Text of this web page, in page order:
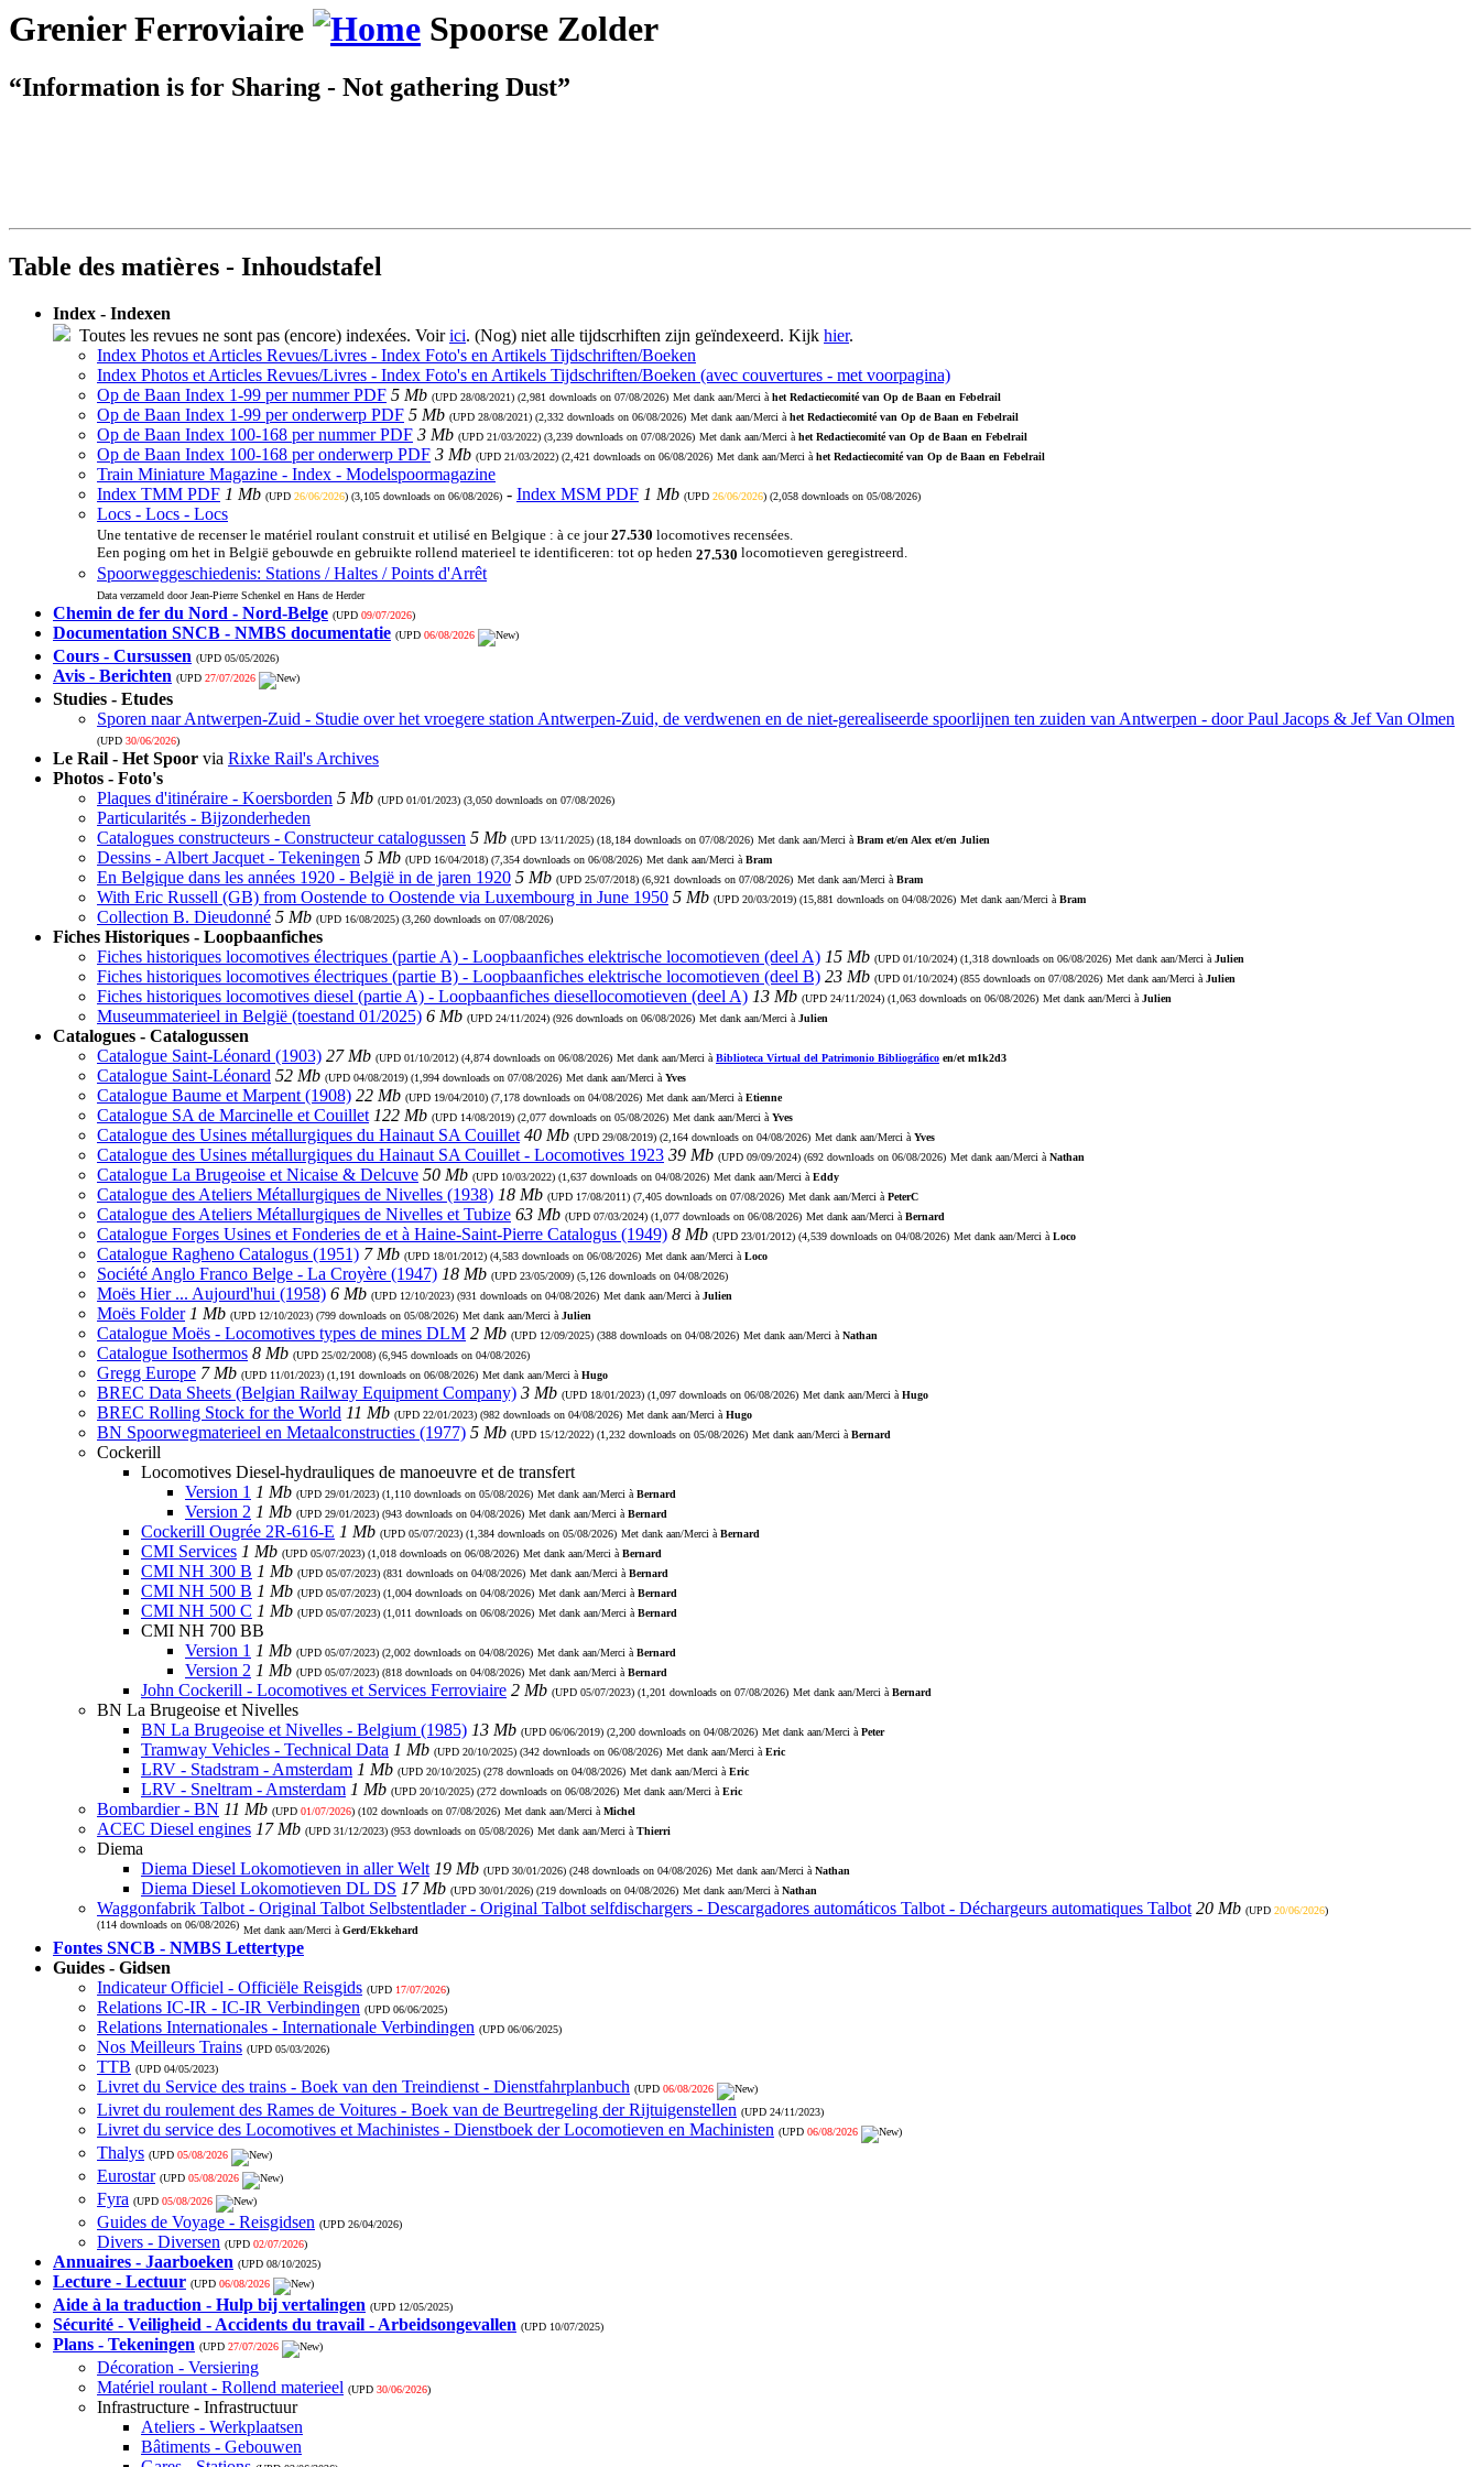
Grenier Ferroviaire Spoorse Zolder
“Information is for Sharing - Not gathering Dust”
Table des matières - Inhoudstafel
Index - Indexen
Toutes les revues ne sont pas (encore) indexées. Voirici. (Nog) niet alle tijdscrhiften zijn geïndexeerd. Kijk hier.
Index Photos et Articles Revues/Livres - Index Foto's en Artikels Tijdschriften/Boeken
Index Photos et Articles Revues/Livres - Index Foto's en Artikels Tijdschriften/Boeken (avec couvertures - met voorpagina)
Op de Baan Index 1-99 per nummer PDF 5 Mb (UPD 28/08/2021) (2,981 downloads on 07/08/2026) Met dank aan/Merci à het Redactiecomité van Op de Baan en Febelrail
Op de Baan Index 1-99 per onderwerp PDF 5 Mb (UPD 28/08/2021) (2,332 downloads on 06/08/2026) Met dank aan/Merci à het Redactiecomité van Op de Baan en Febelrail
Op de Baan Index 100-168 per nummer PDF 3 Mb (UPD 21/03/2022) (3,239 downloads on 07/08/2026) Met dank aan/Merci à het Redactiecomité van Op de Baan en Febelrail
Op de Baan Index 100-168 per onderwerp PDF 3 Mb (UPD 21/03/2022) (2,421 downloads on 06/08/2026) Met dank aan/Merci à het Redactiecomité van Op de Baan en Febelrail
Train Miniature Magazine - Index - Modelspoormagazine
Index TMM PDF 1 Mb (UPD 26/06/2026) (3,105 downloads on 06/08/2026) - Index MSM PDF 1 Mb (UPD 26/06/2026) (2,058 downloads on 05/08/2026)
Locs - Locs - Locs
Une tentative de recenser le matériel roulant construit et utilisé en Belgique : à ce jour27.530 locomotives recensées.
Een poging om het in België gebouwde en gebruikte rollend materieel te identificeren: tot op heden 27.530 locomotieven geregistreerd.
Spoorweggeschiedenis: Stations / Haltes / Points d'Arrêt
Data verzameld door Jean-Pierre Schenkel en Hans de Herder
Chemin de fer du Nord - Nord-Belge (UPD 09/07/2026)
Documentation SNCB - NMBS documentatie (UPD 06/08/2026 )
Cours - Cursussen (UPD 05/05/2026)
Avis - Berichten (UPD 27/07/2026 )
Studies - Etudes
Sporen naar Antwerpen-Zuid - Studie over het vroegere station Antwerpen-Zuid, de verdwenen en de niet-gerealiseerde spoorlijnen ten zuiden van Antwerpen - door Paul Jacops & Jef Van Olmen
(UPD 30/06/2026)
Le Rail - Het Spoor via Rixke Rail's Archives
Photos - Foto's
Plaques d'itinéraire - Koersborden 5 Mb (UPD 01/01/2023) (3,050 downloads on 07/08/2026)
Particularités - Bijzonderheden
Catalogues constructeurs - Constructeur catalogussen 5 Mb (UPD 13/11/2025) (18,184 downloads on 07/08/2026) Met dank aan/Merci à Bram et/en Alex et/en Julien
Dessins - Albert Jacquet - Tekeningen 5 Mb (UPD 16/04/2018) (7,354 downloads on 06/08/2026) Met dank aan/Merci à Bram
En Belgique dans les années 1920 - België in de jaren 1920 5 Mb (UPD 25/07/2018) (6,921 downloads on 07/08/2026) Met dank aan/Merci à Bram
With Eric Russell (GB) from Oostende to Oostende via Luxembourg in June 1950 5 Mb (UPD 20/03/2019) (15,881 downloads on 04/08/2026) Met dank aan/Merci à Bram
Collection B. Dieudonné 5 Mb (UPD 16/08/2025) (3,260 downloads on 07/08/2026)
Fiches Historiques - Loopbaanfiches
Fiches historiques locomotives électriques (partie A) - Loopbaanfiches elektrische locomotieven (deel A) 15 Mb (UPD 01/10/2024) (1,318 downloads on 06/08/2026) Met dank aan/Merci à Julien
Fiches historiques locomotives électriques (partie B) - Loopbaanfiches elektrische locomotieven (deel B) 23 Mb (UPD 01/10/2024) (855 downloads on 07/08/2026) Met dank aan/Merci à Julien
Fiches historiques locomotives diesel (partie A) - Loopbaanfiches diesellocomotieven (deel A) 13 Mb (UPD 24/11/2024) (1,063 downloads on 06/08/2026) Met dank aan/Merci à Julien
Museummaterieel in België (toestand 01/2025) 6 Mb (UPD 24/11/2024) (926 downloads on 06/08/2026) Met dank aan/Merci à Julien
Catalogues - Catalogussen
Catalogue Saint-Léonard (1903) 27 Mb (UPD 01/10/2012) (4,874 downloads on 06/08/2026) Met dank aan/Merci à Biblioteca Virtual del Patrimonio Bibliográfico en/et m1k2d3
Catalogue Saint-Léonard 52 Mb (UPD 04/08/2019) (1,994 downloads on 07/08/2026) Met dank aan/Merci à Yves
Catalogue Baume et Marpent (1908) 22 Mb (UPD 19/04/2010) (7,178 downloads on 04/08/2026) Met dank aan/Merci à Etienne
Catalogue SA de Marcinelle et Couillet 122 Mb (UPD 14/08/2019) (2,077 downloads on 05/08/2026) Met dank aan/Merci à Yves
Catalogue des Usines métallurgiques du Hainaut SA Couillet 40 Mb (UPD 29/08/2019) (2,164 downloads on 04/08/2026) Met dank aan/Merci à Yves
Catalogue des Usines métallurgiques du Hainaut SA Couillet - Locomotives 1923 39 Mb (UPD 09/09/2024) (692 downloads on 06/08/2026) Met dank aan/Merci à Nathan
Catalogue La Brugeoise et Nicaise & Delcuve 50 Mb (UPD 10/03/2022) (1,637 downloads on 04/08/2026) Met dank aan/Merci à Eddy
Catalogue des Ateliers Métallurgiques de Nivelles (1938) 18 Mb (UPD 17/08/2011) (7,405 downloads on 07/08/2026) Met dank aan/Merci à PeterC
Catalogue des Ateliers Métallurgiques de Nivelles et Tubize 63 Mb (UPD 07/03/2024) (1,077 downloads on 06/08/2026) Met dank aan/Merci à Bernard
Catalogue Forges Usines et Fonderies de et à Haine-Saint-Pierre Catalogus (1949) 8 Mb (UPD 23/01/2012) (4,539 downloads on 04/08/2026) Met dank aan/Merci à Loco
Catalogue Ragheno Catalogus (1951) 7 Mb (UPD 18/01/2012) (4,583 downloads on 06/08/2026) Met dank aan/Merci à Loco
Société Anglo Franco Belge - La Croyère (1947) 18 Mb (UPD 23/05/2009) (5,126 downloads on 04/08/2026)
Moës Hier ... Aujourd'hui (1958) 6 Mb (UPD 12/10/2023) (931 downloads on 04/08/2026) Met dank aan/Merci à Julien
Moës Folder 1 Mb (UPD 12/10/2023) (799 downloads on 05/08/2026) Met dank aan/Merci à Julien
Catalogue Moës - Locomotives types de mines DLM 2 Mb (UPD 12/09/2025) (388 downloads on 04/08/2026) Met dank aan/Merci à Nathan
Catalogue Isothermos 8 Mb (UPD 25/02/2008) (6,945 downloads on 04/08/2026)
Gregg Europe 7 Mb (UPD 11/01/2023) (1,191 downloads on 06/08/2026) Met dank aan/Merci à Hugo
BREC Data Sheets (Belgian Railway Equipment Company) 3 Mb (UPD 18/01/2023) (1,097 downloads on 06/08/2026) Met dank aan/Merci à Hugo
BREC Rolling Stock for the World 11 Mb (UPD 22/01/2023) (982 downloads on 04/08/2026) Met dank aan/Merci à Hugo
BN Spoorwegmaterieel en Metaalconstructies (1977) 5 Mb (UPD 15/12/2022) (1,232 downloads on 05/08/2026) Met dank aan/Merci à Bernard
Cockerill
Locomotives Diesel-hydrauliques de manoeuvre et de transfert
Version 1 1 Mb (UPD 29/01/2023) (1,110 downloads on 05/08/2026) Met dank aan/Merci à Bernard
Version 2 1 Mb (UPD 29/01/2023) (943 downloads on 04/08/2026) Met dank aan/Merci à Bernard
Cockerill Ougrée 2R-616-E 1 Mb (UPD 05/07/2023) (1,384 downloads on 05/08/2026) Met dank aan/Merci à Bernard
CMI Services 1 Mb (UPD 05/07/2023) (1,018 downloads on 06/08/2026) Met dank aan/Merci à Bernard
CMI NH 300 B 1 Mb (UPD 05/07/2023) (831 downloads on 04/08/2026) Met dank aan/Merci à Bernard
CMI NH 500 B 1 Mb (UPD 05/07/2023) (1,004 downloads on 04/08/2026) Met dank aan/Merci à Bernard
CMI NH 500 C 1 Mb (UPD 05/07/2023) (1,011 downloads on 06/08/2026) Met dank aan/Merci à Bernard
CMI NH 700 BB
Version 1 1 Mb (UPD 05/07/2023) (2,002 downloads on 04/08/2026) Met dank aan/Merci à Bernard
Version 2 1 Mb (UPD 05/07/2023) (818 downloads on 04/08/2026) Met dank aan/Merci à Bernard
John Cockerill - Locomotives et Services Ferroviaire 2 Mb (UPD 05/07/2023) (1,201 downloads on 07/08/2026) Met dank aan/Merci à Bernard
BN La Brugeoise et Nivelles
BN La Brugeoise et Nivelles - Belgium (1985) 13 Mb (UPD 06/06/2019) (2,200 downloads on 04/08/2026) Met dank aan/Merci à Peter
Tramway Vehicles - Technical Data 1 Mb (UPD 20/10/2025) (342 downloads on 06/08/2026) Met dank aan/Merci à Eric
LRV - Stadstram - Amsterdam 1 Mb (UPD 20/10/2025) (278 downloads on 04/08/2026) Met dank aan/Merci à Eric
LRV - Sneltram - Amsterdam 1 Mb (UPD 20/10/2025) (272 downloads on 06/08/2026) Met dank aan/Merci à Eric
Bombardier - BN 11 Mb (UPD 01/07/2026) (102 downloads on 07/08/2026) Met dank aan/Merci à Michel
ACEC Diesel engines 17 Mb (UPD 31/12/2023) (953 downloads on 05/08/2026) Met dank aan/Merci à Thierri
Diema
Diema Diesel Lokomotieven in aller Welt 19 Mb (UPD 30/01/2026) (248 downloads on 04/08/2026) Met dank aan/Merci à Nathan
Diema Diesel Lokomotieven DL DS 17 Mb (UPD 30/01/2026) (219 downloads on 04/08/2026) Met dank aan/Merci à Nathan
Waggonfabrik Talbot - Original Talbot Selbstentlader - Original Talbot selfdischargers - Descargadores automáticos Talbot - Déchargeurs automatiques Talbot 20 Mb (UPD 20/06/2026)
(114 downloads on 06/08/2026) Met dank aan/Merci à Gerd/Ekkehard
Fontes SNCB - NMBS Lettertype
Guides - Gidsen
Indicateur Officiel - Officiële Reisgids (UPD 17/07/2026)
Relations IC-IR - IC-IR Verbindingen (UPD 06/06/2025)
Relations Internationales - Internationale Verbindingen (UPD 06/06/2025)
Nos Meilleurs Trains (UPD 05/03/2026)
TTB (UPD 04/05/2023)
Livret du Service des trains - Boek van den Treindienst - Dienstfahrplanbuch (UPD 06/08/2026 )
Livret du roulement des Rames de Voitures - Boek van de Beurtregeling der Rijtuigenstellen (UPD 24/11/2023)
Livret du service des Locomotives et Machinistes - Dienstboek der Locomotieven en Machinisten (UPD 06/08/2026 )
Thalys (UPD 05/08/2026 )
Eurostar (UPD 05/08/2026 )
Fyra (UPD 05/08/2026 )
Guides de Voyage - Reisgidsen (UPD 26/04/2026)
Divers - Diversen (UPD 02/07/2026)
Annuaires - Jaarboeken (UPD 08/10/2025)
Lecture - Lectuur (UPD 06/08/2026 )
Aide à la traduction - Hulp bij vertalingen (UPD 12/05/2025)
Sécurité - Veiligheid - Accidents du travail - Arbeidsongevallen (UPD 10/07/2025)
Plans - Tekeningen (UPD 27/07/2026 )
Décoration - Versiering
Matériel roulant - Rollend materieel (UPD 30/06/2026)
Infrastructure - Infrastructuur
Ateliers - Werkplaatsen
Bâtiments - Gebouwen